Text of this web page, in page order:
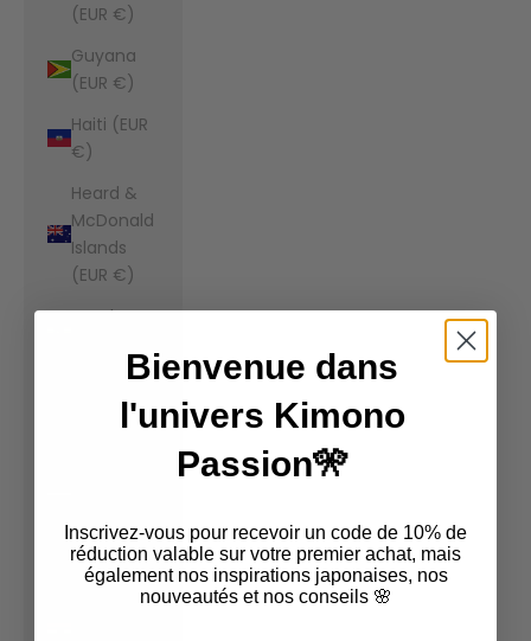
(EUR €)
Guyana
(EUR €)
Haiti (EUR
€)
Heard &
McDonald
Islands
(EUR €)
Honduras
Hong Kong
SAR (EUR
Iceland
(EUR €)
Bienvenue dans
l'univers Kimono
Passion🎌
Inscrivez-vous pour recevoir un code de 10% de
réduction valable sur votre premier achat, mais
également nos inspirations japonaises, nos
nouveautés et nos conseils 🌸